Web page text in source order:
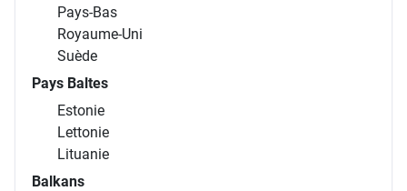
Pays-Bas
Royaume-Uni
Suède
Pays Baltes
Estonie
Lettonie
Lituanie
Balkans